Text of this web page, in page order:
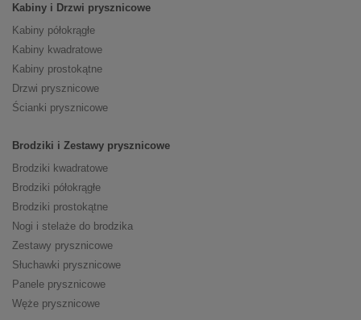
Kabiny i Drzwi prysznicowe
Kabiny półokrągłe
Kabiny kwadratowe
Kabiny prostokątne
Drzwi prysznicowe
Ścianki prysznicowe
Brodziki i Zestawy prysznicowe
Brodziki kwadratowe
Brodziki półokrągłe
Brodziki prostokątne
Nogi i stelaże do brodzika
Zestawy prysznicowe
Słuchawki prysznicowe
Panele prysznicowe
Węże prysznicowe